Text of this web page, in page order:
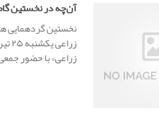
آن‌چه در نخستین
نخستین گردهمایی
زراعی» با حضور